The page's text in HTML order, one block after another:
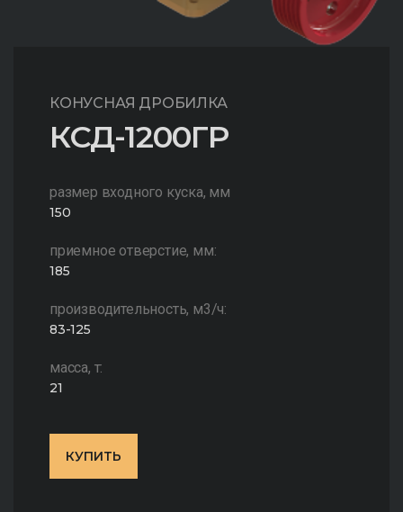
КОНУСНАЯ ДРОБИЛКА
КСД-1200ГР
размер входного куска, мм
150
приемное отверстие, мм:
185
производительность, м3/ч:
83-125
масса, т:
21
КУПИТЬ